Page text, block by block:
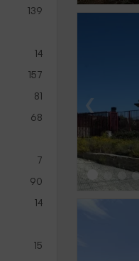
139
14
157
81
68
7
90
14
15
‹